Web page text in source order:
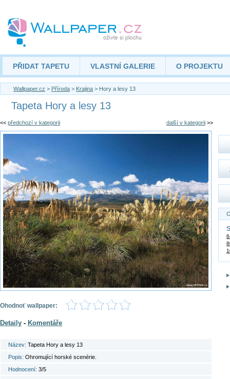
PŘIDAT TAPETU VLASTNÍ GALERIE O PROJEKTU
Wallpaper.cz > Příroda > Krajina > Hory a lesy 13
Tapeta Hory a lesy 13
<< předchozí v kategorii další v kategorii >>
Ohodnoť wallpaper:
Detaily - Komentáře
Název: Tapeta Hory a lesy 13
Popis: Ohromující horské scenérie.
Hodnocení: 3/5